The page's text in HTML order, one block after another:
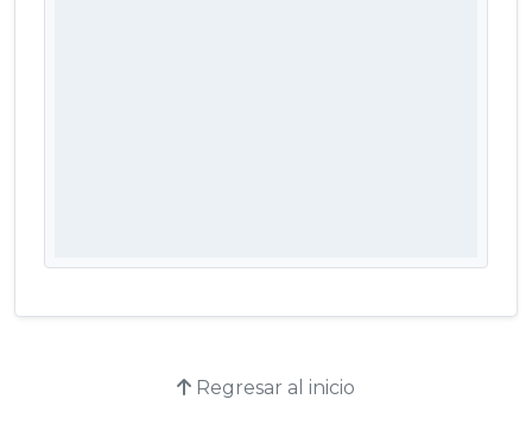
Regresar al inicio